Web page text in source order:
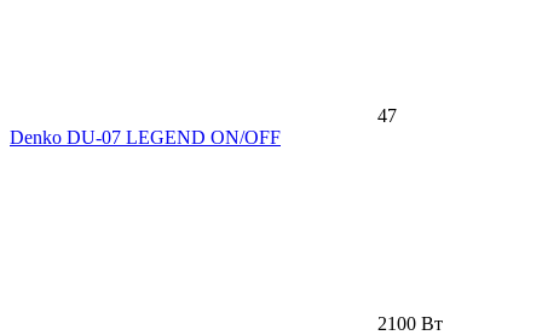
47
Denko DU-07 LEGEND ON/OFF
2100 Вт